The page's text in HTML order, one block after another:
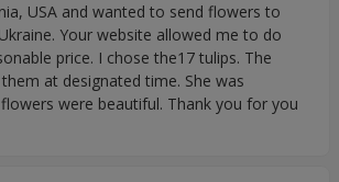
USA and wanted to send flowers to
Your website allowed me to do
price. I chose the17 tulips. The
at designated time. She was
were beautiful. Thank you for you